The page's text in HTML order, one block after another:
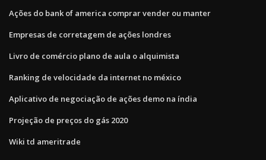
Ações do bank of america comprar vender ou manter
Empresas de corretagem de ações londres
Livro de comércio plano de aula o alquimista
Ranking de velocidade da internet no méxico
Aplicativo de negociação de ações demo na índia
Projeção de preços do gás 2020
Wiki td ameritrade